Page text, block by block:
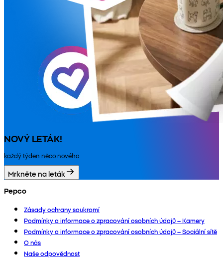
NOVÝ LETÁK!
každý týden něco nového
Mrkněte na leták
Pepco
Zásady ochrany soukromí
Podmínky a informace o zpracování osobních údajů – Kamery
Podmínky a informace o zpracování osobních údajů – Sociální sítě
O nás
Naše odpovědnost